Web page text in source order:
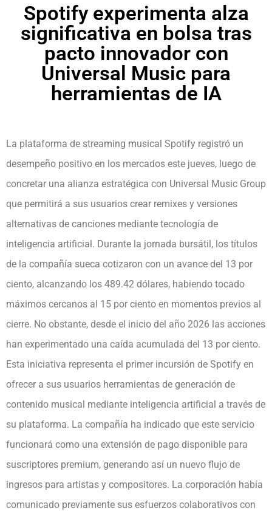
Spotify experimenta alza
significativa en bolsa tras
pacto innovador con
Universal Music para
herramientas de IA
La plataforma de streaming musical Spotify registró un
desempeño positivo en los mercados este jueves, luego de
concretar una alianza estratégica con Universal Music Group
que permitirá a sus usuarios crear remixes y versiones
alternativas de canciones mediante tecnología de
inteligencia artificial. Durante la jornada bursátil, los títulos
de la compañía sueca cotizaron con un avance del 13 por
ciento, alcanzando los 489.42 dólares, habiendo tocado
máximos cercanos al 15 por ciento en momentos previos al
cierre. No obstante, desde el inicio del año 2026 las acciones
han experimentado una caída acumulada del 13 por ciento.
Esta iniciativa representa el primer incursión de Spotify en
ofrecer a sus usuarios herramientas de generación de
contenido musical mediante inteligencia artificial a través de
su plataforma. La compañía ha indicado que este servicio
funcionará como una extensión de pago disponible para
suscriptores premium, generando así un nuevo flujo de
ingresos para artistas y compositores. La corporación había
comunicado previamente sus esfuerzos colaborativos con